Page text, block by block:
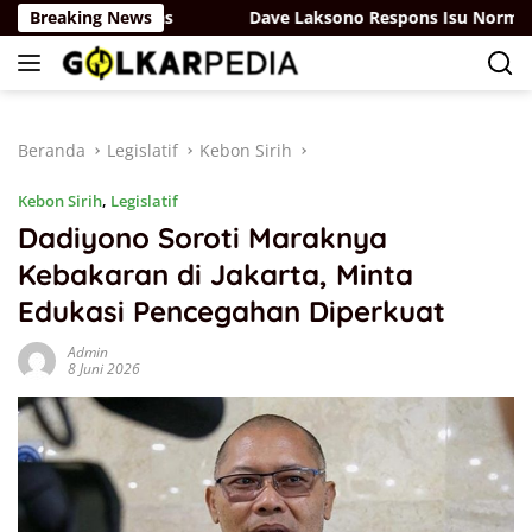
Langsung
ke
konten
Breaking News
Sisdiknas Dave Laksono Respons Isu Norman
Beranda Legislatif Kebon Sirih
Kebon Sirih, Legislatif
Dadiyono Soroti Maraknya
Kebakaran di Jakarta, Minta
Edukasi Pencegahan Diperkuat
Admin
8 Juni 2026